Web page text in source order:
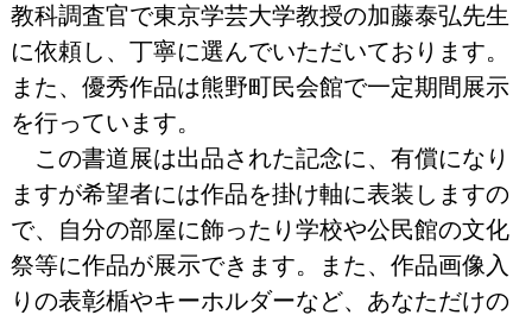
教科調査官で東京学芸大学教授の加藤泰弘先生
に依頼し、丁寧に選んでいただいております。
また、優秀作品は熊野町民会館で一定期間展示
を行っています。
この書道展は出品された記念に、有償になり
ますが希望者には作品を掛け軸に表装しますの
で、自分の部屋に飾ったり学校や公民館の文化
祭等に作品が展示できます。また、作品画像入
りの表彰楯やキーホルダーなど、あなただけの